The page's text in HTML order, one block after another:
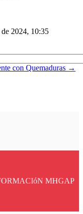
2024, 10:35
con Quemaduras →
MHGAP